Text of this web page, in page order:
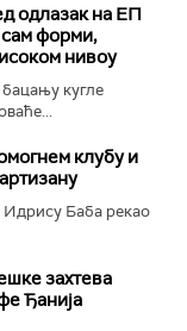
одлазак на ЕП
форми,
нивоу
кугле
клубу и
Баба рекао
захтева
Ђанија